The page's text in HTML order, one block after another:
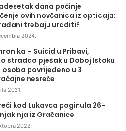
dana počinje
ovih novčanica iz opticaja:
trebaju uraditi?
2024.
– Suicid u Pribavi,
stradao pješak u Doboj Istoku
osoba povrijeđeno u 3
nesreće
2021.
kod Lukavca poginula 26-
iz Gračanice
2022.